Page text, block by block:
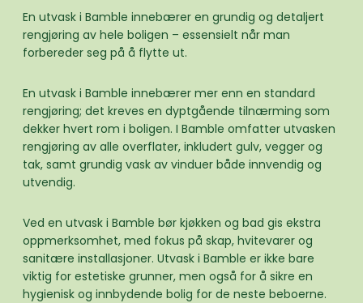
En utvask i Bamble innebærer en grundig og detaljert
rengjøring av hele boligen – essensielt når man
forbereder seg på å flytte ut.
En utvask i Bamble innebærer mer enn en standard
rengjøring; det kreves en dyptgående tilnærming som
dekker hvert rom i boligen. I Bamble omfatter utvasken
rengjøring av alle overflater, inkludert gulv, vegger og
tak, samt grundig vask av vinduer både innvendig og
utvendig.
Ved en utvask i Bamble bør kjøkken og bad gis ekstra
oppmerksomhet, med fokus på skap, hvitevarer og
sanitære installasjoner. Utvask i Bamble er ikke bare
viktig for estetiske grunner, men også for å sikre en
hygienisk og innbydende bolig for de neste beboerne.